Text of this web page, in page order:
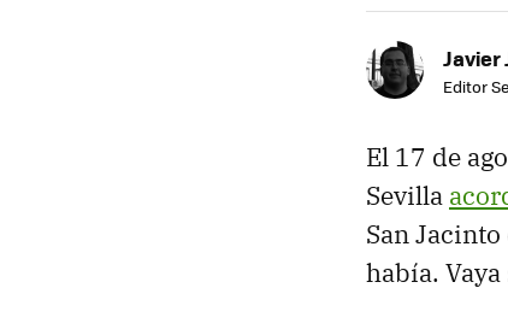
Javier
Editor
El 17 de
Sevilla
San
había.